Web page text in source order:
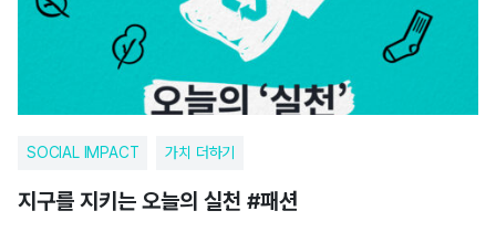
SOCIAL IMPACT 가치 더하기
지구를 지키는 오늘의 실천 #패션